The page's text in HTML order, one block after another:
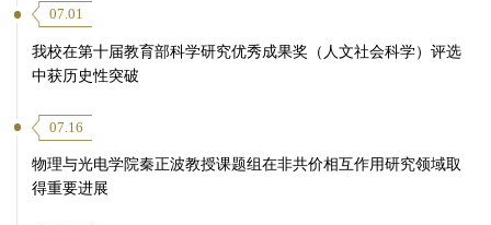
07.01
我校在第十届教育部科学研究优秀成果奖（人文社会科学）评选
中获历史性突破
07.16
物理与光电学院秦正波教授课题组在非共价相互作用研究领域取
得重要进展